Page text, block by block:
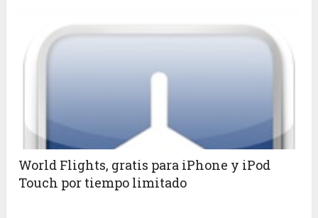
World Flights, gratis para iPhone y iPod
Touch por tiempo limitado